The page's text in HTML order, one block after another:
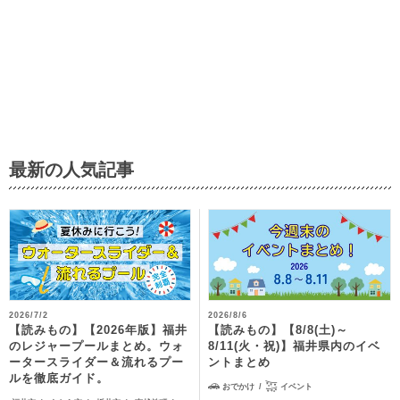
最新の人気記事
2026/7/2
【読みもの】【2026年版】福井
のレジャープールまとめ。ウォ
ータースライダー＆流れるプー
ルを徹底ガイド。
2026/8/6
【読みもの】【8/8(土)～
8/11(火・祝)】福井県内のイベ
ントまとめ
おでかけ イベント